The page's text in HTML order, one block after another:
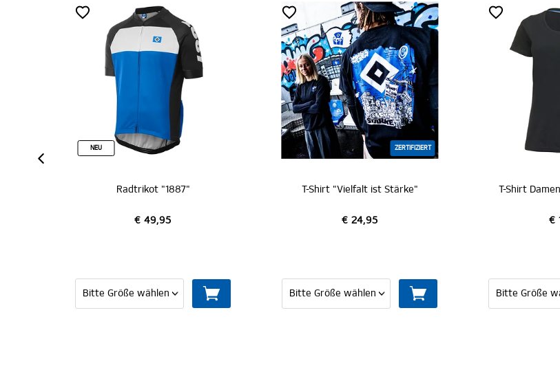
ZERTIFIZIERT
T-Shirt "Vielfalt ist Stärke" T-Shirt Damen "Logo schwarz"